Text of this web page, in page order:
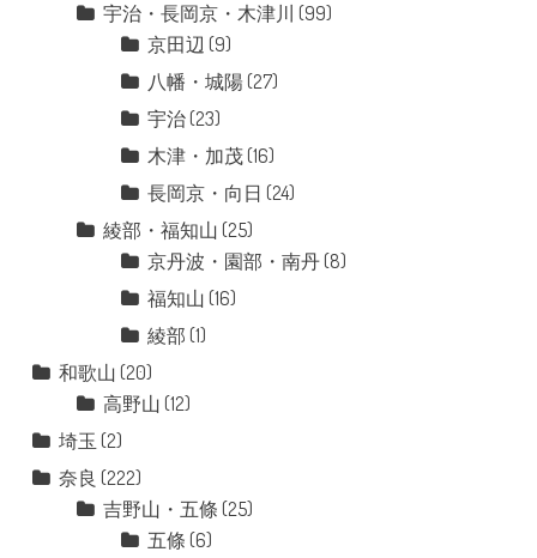
宇治・長岡京・木津川 (99)
京田辺 (9)
八幡・城陽 (27)
宇治(23)
木津・加茂(16)
長岡京・向日 (24)
綾部・福知山 (25)
京丹波・園部・南丹(8)
福知山 (16)
綾部 (1)
和歌山 (20)
高野山 (12)
埼玉 (2)
奈良 (222)
吉野山・五條 (25)
五條 (6)